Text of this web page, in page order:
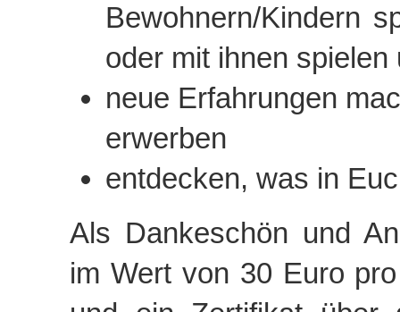
Bewohnern/Kindern
oder mit ihnen spielen
neue Erfahrungen
erwerben
entdecken, was in
Als Dankeschön und
im Wert von 30 Euro